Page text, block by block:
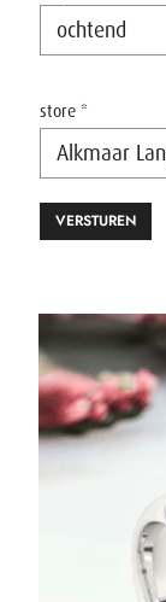
store *
VERSTUREN